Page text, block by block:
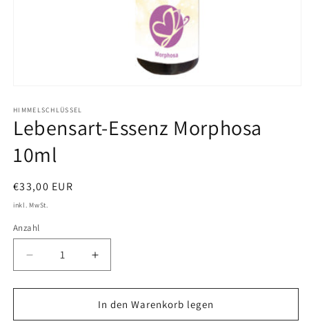
in
Modal
öffnen
HIMMELSCHLÜSSEL
Lebensart-Essenz Morphosa
10ml
Normaler
Preis
€33,00 EUR
inkl. MwSt.
Anzahl
Verringere
die
Menge
Lebensart-
Erhöhe
die
Menge
für
Lebensart-
In den Warenkorb legen